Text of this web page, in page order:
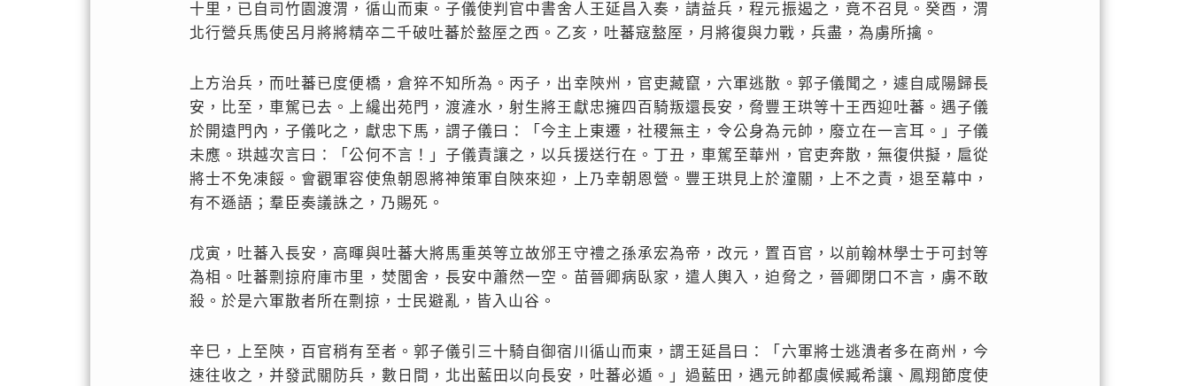
十里，已自司竹園渡渭，循山而東。子儀使判官中書舍人王延昌入奏，請益兵，程元振遏之，竟不召見。癸酉，渭
北行營兵馬使呂月將將精卒二千破吐蕃於盩厔之西。乙亥，吐蕃寇盩厔，月將復與力戰，兵盡，為虜所擒。
上方治兵，而吐蕃已度便橋，倉猝不知所為。丙子，出幸陝州，官吏藏竄，六軍逃散。郭子儀聞之，遽自咸陽歸長
安，比至，車駕已去。上纔出苑門，渡滻水，射生將王獻忠擁四百騎叛還長安，脅豐王珙等十王西迎吐蕃。遇子儀
於開遠門內，子儀叱之，獻忠下馬，謂子儀曰：「今主上東遷，社稷無主，令公身為元帥，廢立在一言耳。」子儀
未應。珙越次言曰：「公何不言！」子儀責讓之，以兵援送行在。丁丑，車駕至華州，官吏奔散，無復供擬，扈從
將士不免凍餒。會觀軍容使魚朝恩將神策軍自陝來迎，上乃幸朝恩營。豐王珙見上於潼關，上不之責，退至幕中，
有不遜語；羣臣奏議誅之，乃賜死。
戊寅，吐蕃入長安，高暉與吐蕃大將馬重英等立故邠王守禮之孫承宏為帝，改元，置百官，以前翰林學士于可封等
為相。吐蕃剽掠府庫市里，焚閭舍，長安中蕭然一空。苗晉卿病臥家，遣人輿入，迫脅之，晉卿閉口不言，虜不敢
殺。於是六軍散者所在剽掠，士民避亂，皆入山谷。
辛巳，上至陝，百官稍有至者。郭子儀引三十騎自御宿川循山而東，謂王延昌曰：「六軍將士逃潰者多在商州，今
速往收之，并發武關防兵，數日間，北出藍田以向長安，吐蕃必遁。」過藍田，遇元帥都虞候臧希讓、鳳翔節度使